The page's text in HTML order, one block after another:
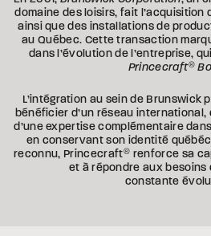
domaine des loisirs, fait l’acquisition
ainsi que des installations de
au Québec. Cette transaction
dans l’évolution de l’entreprise,
Princecraft®
L’intégration au sein de Brunswick
bénéficier d’un réseau
d’une expertise complémentaire
en conservant son identité
reconnu, Princecraft® renforce sa
et à répondre aux besoins
constante